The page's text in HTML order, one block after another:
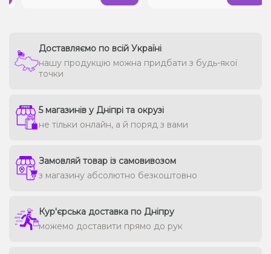
Доставляємо по всій Україні
нашу продукцію можна придбати з будь-якої
точки
5 магазинів у Дніпрі та окрузі
не тільки онлайн, а й поряд з вами
Замовляй товар із самовивозом
з магазину абсолютно безкоштовно
Кур'єрська доставка по Дніпру
можемо доставити прямо до рук